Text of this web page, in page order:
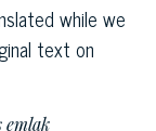
while we
text on
emlak